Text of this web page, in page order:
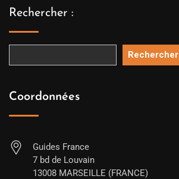
Rechercher :
Rechercher
Coordonnées
Guides France
7 bd de Louvain
13008 MARSEILLE (FRANCE)